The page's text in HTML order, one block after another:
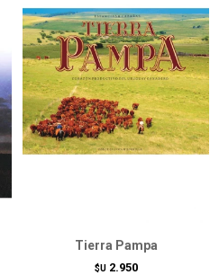
Tierra Pampa
$U 2.950